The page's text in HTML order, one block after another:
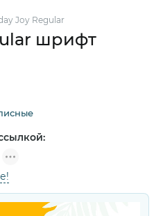
Joy Regular
шрифт